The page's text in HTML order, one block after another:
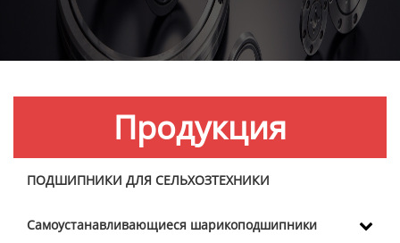
Продукция
ПОДШИПНИКИ ДЛЯ СЕЛЬХОЗТЕХНИКИ
Самоустанавливающиеся шарикоподшипники